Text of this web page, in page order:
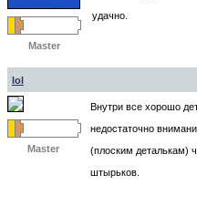
Master
удачно.
lol
Master
Внутри все хорошо
недостаточно
(плоским деталькам)
штырьков.